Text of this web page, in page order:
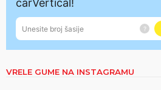
VRELE GUME NA INSTAGRAMU